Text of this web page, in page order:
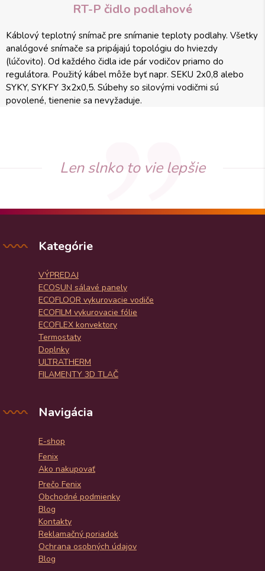
RT-P čidlo podlahové
Káblový teplotný snímač pre snímanie teploty podlahy. Všetky
analógové snímače sa pripájajú topológiu do hviezdy
(lúčovito). Od každého čidla ide pár vodičov priamo do
regulátora. Použitý kábel môže byť napr. SEKU 2x0,8 alebo
SYKY, SYKFY 3x2x0,5. Súbehy so silovými vodičmi sú
povolené, tienenie sa nevyžaduje.
Len slnko to vie lepšie
Kategórie
VÝPREDAJ
ECOSUN sálavé panely
ECOFLOOR vykurovacie vodiče
ECOFILM vykurovacie fólie
ECOFLEX konvektory
Termostaty
Doplnky
ULTRATHERM
FILAMENTY 3D TLAČ
Navigácia
E-shop
Fenix
Ako nakupovať
Prečo Fenix
Obchodné podmienky
Blog
Kontakty
Reklamačný poriadok
Ochrana osobných údajov
Blog